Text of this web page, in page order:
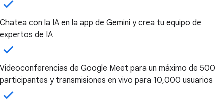
Chatea con la IA en la app de Gemini y crea tu equipo de
expertos de IA
Videoconferencias de Google Meet para un máximo de 500
participantes y transmisiones en vivo para 10,000 usuarios